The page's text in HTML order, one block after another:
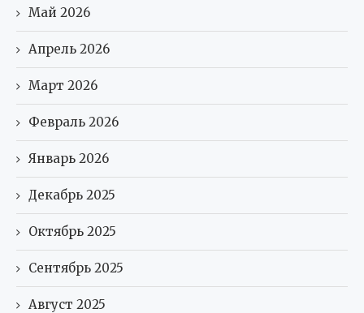
Май 2026
Апрель 2026
Март 2026
Февраль 2026
Январь 2026
Декабрь 2025
Октябрь 2025
Сентябрь 2025
Август 2025